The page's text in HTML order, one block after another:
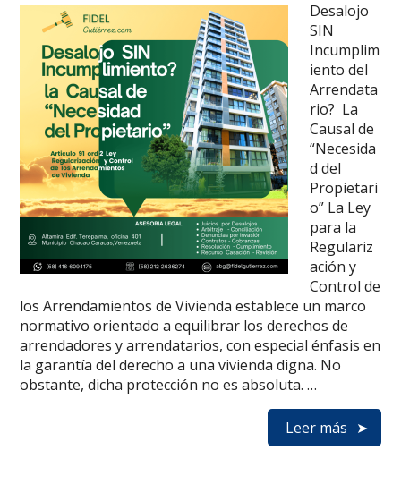
Desalojo
SIN
Incumplim
iento del
Arrendata
rio? La
Causal de
“Necesida
d del
Propietari
o” La Ley
para la
Regulariz
ación y
Control de
los Arrendamientos de Vivienda establece un marco
normativo orientado a equilibrar los derechos de
arrendadores y arrendatarios, con especial énfasis en
la garantía del derecho a una vivienda digna. No
obstante, dicha protección no es absoluta. …
Leer más